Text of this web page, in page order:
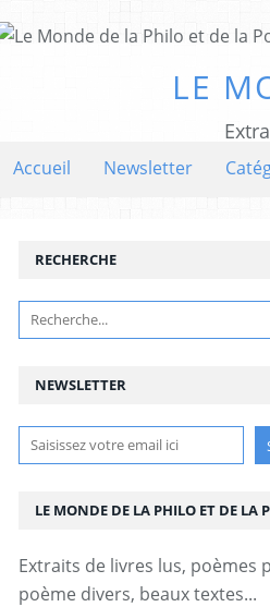
LE
Accueil Newsletter
NEWSLETTER
RECHERCHE
LE MONDE DE LA PHILO ET DE LA
Extraits de livres lus, poèmes
poème divers, beaux textes...